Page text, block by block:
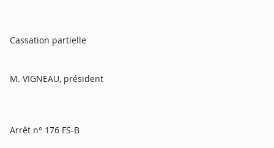
Cassation partielle
M. VIGNEAU, président
Arrêt n° 176 FS-B